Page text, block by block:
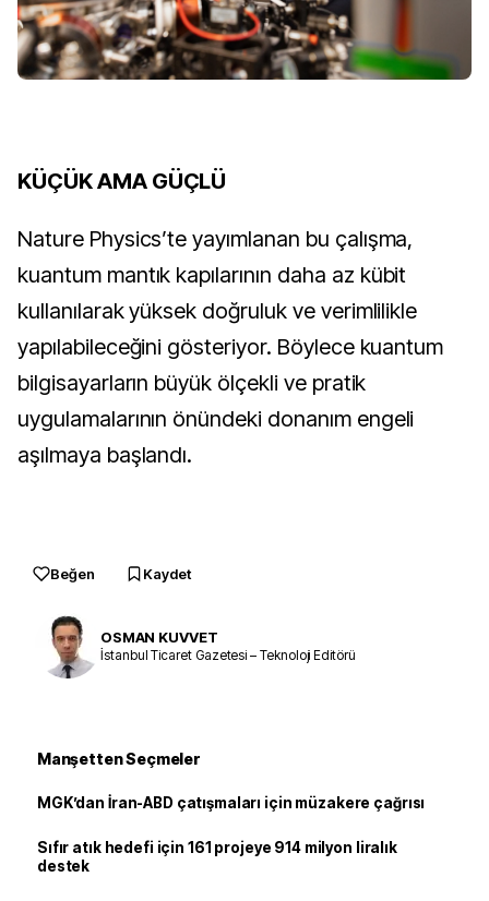
KÜÇÜK AMA GÜÇLÜ
Nature Physics’te yayımlanan bu çalışma,
kuantum mantık kapılarının daha az kübit
kullanılarak yüksek doğruluk ve verimlilikle
yapılabileceğini gösteriyor. Böylece kuantum
bilgisayarların büyük ölçekli ve pratik
uygulamalarının önündeki donanım engeli
aşılmaya başlandı.
Beğen Kaydet
OSMAN KUVVET
İstanbul Ticaret Gazetesi – Teknoloji Editörü
Manşetten Seçmeler
MGK’dan İran-ABD çatışmaları için müzakere çağrısı
Sıfır atık hedefi için 161 projeye 914 milyon liralık
destek